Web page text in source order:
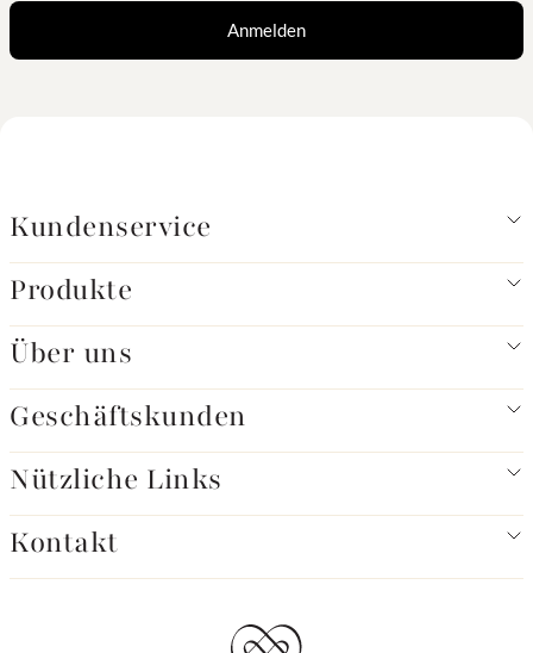
Anmelden
Kundenservice
Produkte
Über uns
Geschäftskunden
Nützliche Links
Kontakt